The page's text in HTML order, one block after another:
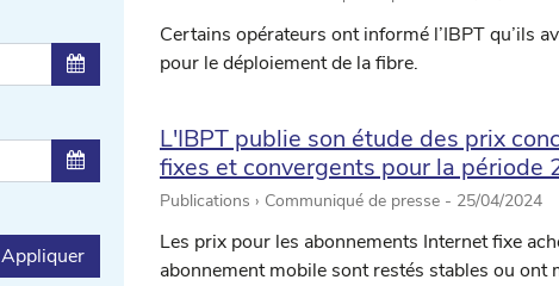
Sélectionner une date ...
Sélectionner une date ...
Appliquer
Certains opérateurs ont informé l’IBPT qu’ils
pour le déploiement de la fibre.
L'IBPT publie son étude des prix
fixes et convergents pour la période
Publications › Communiqué de presse - 25/04/2024
Les prix pour les abonnements Internet fixe
abonnement mobile sont restés stables ou ont